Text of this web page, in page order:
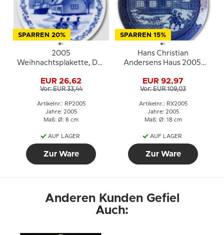
SPARREN 20%
2005
Weihnachtsplakette, Das
Dragør, Royal
Copenhagen
EUR 26,62
Vor: EUR 33,44
Artikelnr.: RP2005
Jahre: 2005
Maß: Ø: 8 cm
AUF LAGER
Zur Ware
SPARREN 15%
Hans Christian
Andersens Haus 2005,
Weihnachtsteller
EUR 92,97
Vor: EUR 109,03
Artikelnr.: RX2005
Jahre: 2005
Maß: Ø: 18 cm
AUF LAGER
Zur Ware
Anderen Kunden Gefiel
Auch: